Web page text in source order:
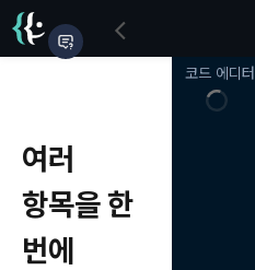
여러
항목을 한
번에
코드 에디터